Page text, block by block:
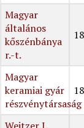
Magyar
általános
kőszénbánya
r.-t.
Magyar
keramiai gyár
részvénytársaság